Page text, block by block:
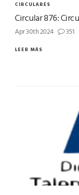
CIRCULARES
Circular 876:
Apr 30th 2024 351
LEER MÁS